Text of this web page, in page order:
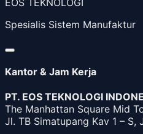
Spesialis Sistem Manufaktur
Kantor & Jam Kerja
PT. EOS TEKNOLOGI
The Manhattan Square Mid
Jl. TB Simatupang Kav 1 – S,